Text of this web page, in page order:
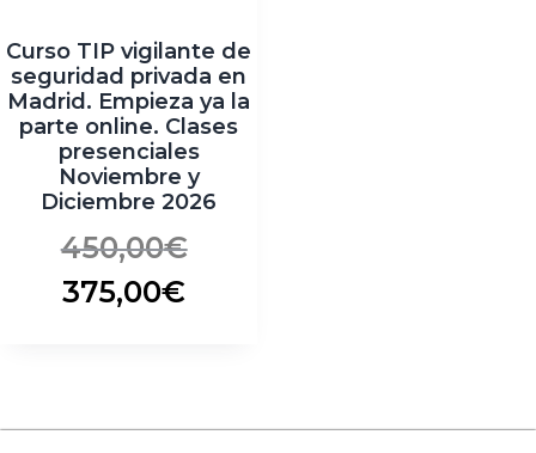
Curso TIP vigilante de
seguridad privada en
Madrid. Empieza ya la
parte online. Clases
presenciales
Noviembre y
Diciembre 2026
450,00€
375,00€